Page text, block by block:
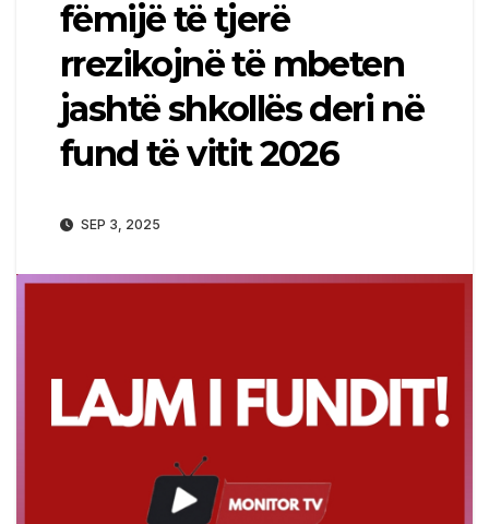
fëmijë të tjerë
rrezikojnë të mbeten
jashtë shkollës deri në
fund të vitit 2026
SEP 3, 2025